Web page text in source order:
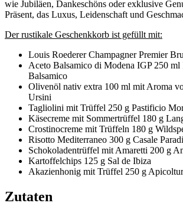
wie Jubiläen, Dankeschöns oder exklusive
Präsent, das Luxus, Leidenschaft und
Der rustikale Geschenkkorb ist gefüllt mit:
Louis Roederer Champagner Premier
Aceto Balsamico di Modena IGP 250
Balsamico
Olivenöl nativ extra 100 ml mit Aroma
Ursini
Tagliolini mit Trüffel 250 g Pastificio
Käsecreme mit Sommertrüffel 180 g
Crostinocreme mit Trüffeln 180 g
Risotto Mediterraneo 300 g Casale
Schokoladentrüffel mit Amaretti 200 g
Kartoffelchips 125 g Sal de Ibiza
Akazienhonig mit Trüffel 250 g
Zutaten